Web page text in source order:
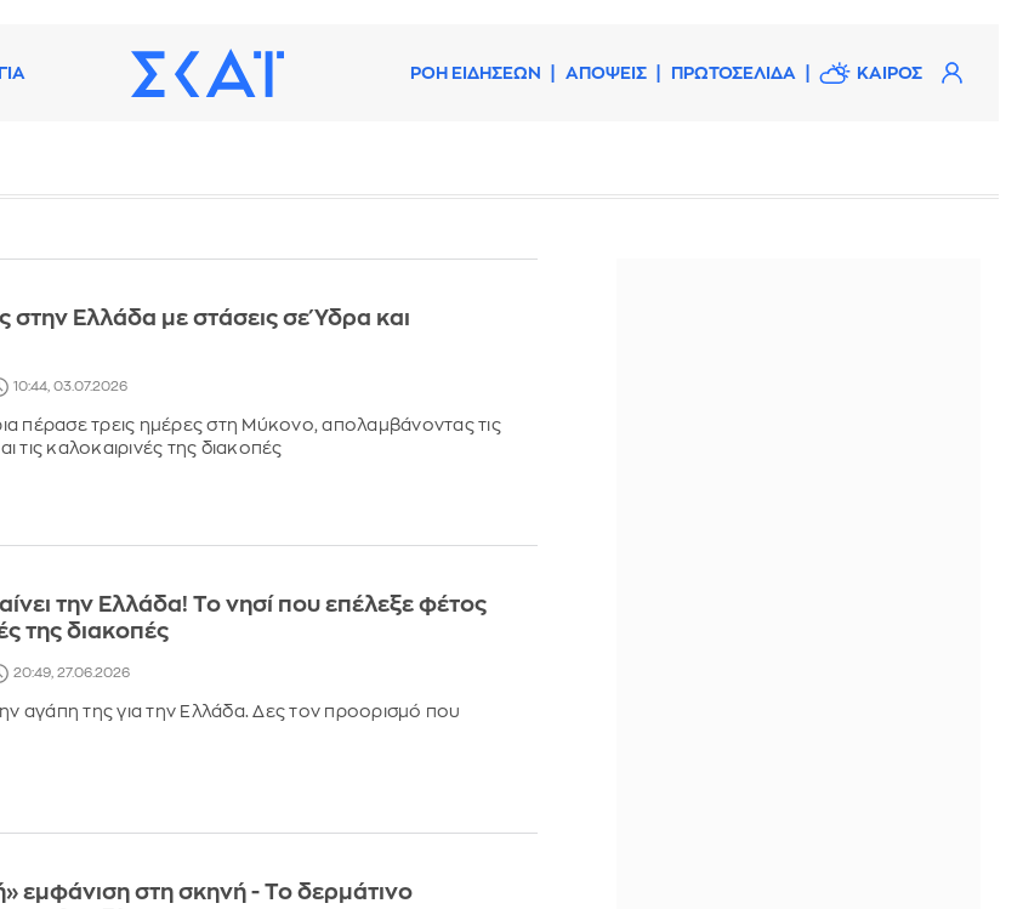
ΡΟΗ ΕΙΔΗΣΕΩΝ ΑΠΟΨΕΙΣ ΠΡΩΤΟΣΕΛΙΔΑ ΚΑΙΡΟΣ
στην Ελλάδα με στάσεις σε Ύδρα και
10:44, 03.07.2026
πέρασε τρεις ημέρες στη Μύκονο, απολαμβάνοντας τις
τις καλοκαιρινές της διακοπές
την Ελλάδα! Το νησί που επέλεξε φέτος
της διακοπές
20:49, 27.06.2026
αγάπη της για την Ελλάδα. Δες τον προορισμό που
εμφάνιση στη σκηνή - Το δερμάτινο